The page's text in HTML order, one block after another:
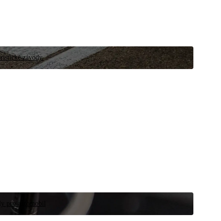
závody.
pro automobil